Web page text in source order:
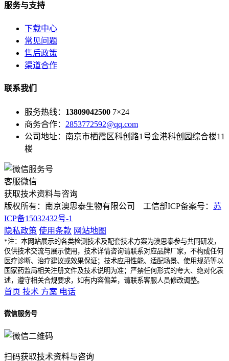
服务与支持
下载中心
常见问题
售后政策
渠道合作
联系我们
服务热线： 13809042500 7×24
商务合作： 2853772592@qq.com
公司地址：南京市栖霞区科创路1号金港科创园综合楼11
楼
客服微信
获取技术资料与咨询
版权所有：南京澳思泰生物有限公司 工信部ICP备案号： 苏
ICP备15032432号-1
隐私政策 使用条款 网站地图
*注：本网站展示的各类检测技术及配套技术方案为澳思泰参与共同研发，
仅供技术交流与展示使用，技术详情咨询请联系对应品牌厂家，不构成任何
医疗诊断、治疗建议或效果保证；技术应用性能、适配场景、使用规范等以
国家药监局相关注册文件及技术说明为准；严禁任何形式的夸大、绝对化表
述，遵守相关合规要求，如有内容偏差，请联系客服人员修改调整。
首页 技术 方案 电话
微信服务号
扫码获取技术资料与咨询